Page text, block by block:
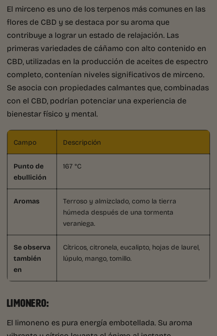
El mirceno es uno de los terpenos más comunes en las
flores de CBD y se destaca por su aroma que
contribuye a lograr un estado de relajación. Las
primeras variedades de cáñamo con alto contenido en
CBD, utilizadas en la producción de aceites de espectro
completo, contenían niveles significativos de mirceno.
Se asocia con propiedades calmantes que, combinadas
con el CBD, podrían potenciar una experiencia de
bienestar físico y mental.
Campo Descripción
Punto de
ebullición
167 °C
Aromas
Terroso y almizclado, como la tierra
húmeda después de una tormenta
veraniega.
Se observa
también
en
Cítricos, citronela, eucalipto, hojas de laurel,
lúpulo, mango, tomillo.
LIMONERO:
El limoneno es pura energía embotellada. Su aroma